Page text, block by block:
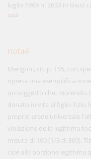
luglio 1969 n. 2633 in
top3
nota4
Mengoni, cit. p. 155, con
ripresa una
un soggetto che, morendo,
donato in vita al figlio Tizio
proprio erede universale
violazione della legittima
misura di 100 (1/3 di 300).
cioè alla porzione legittima